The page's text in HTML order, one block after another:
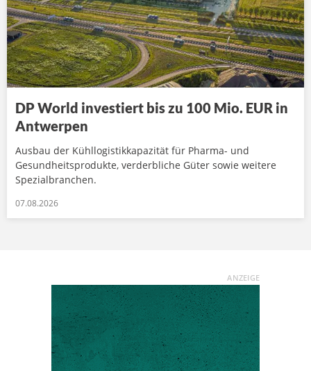
DP World investiert bis zu 100 Mio. EUR in
Antwerpen
Ausbau der Kühllogistikkapazität für Pharma- und
Gesundheitsprodukte, verderbliche Güter sowie weitere
Spezialbranchen.
07.08.2026
ANZEIGE